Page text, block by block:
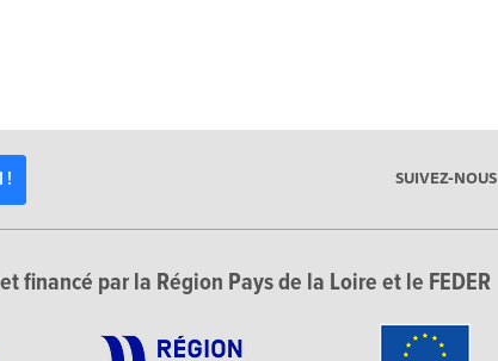
! SUIVEZ-NOUS
financé par la Région Pays de la Loire et le FEDER